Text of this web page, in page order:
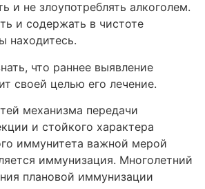
и не злоупотреблять алкоголем.
и содержать в чистоте
находитесь.
что раннее выявление
своей целью его лечение.
механизма передачи
и стойкого характера
иммунитета важной мерой
иммунизация. Многолетний
плановой иммунизации